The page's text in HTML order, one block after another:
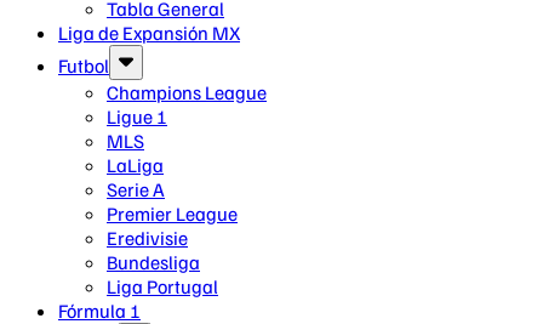
Tabla General
Liga de Expansión MX
Futbol
Champions League
Ligue 1
MLS
LaLiga
Serie A
Premier League
Eredivisie
Bundesliga
Liga Portugal
Fórmula 1